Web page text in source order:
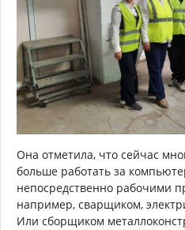
Она отметила, что сейчас
больше работать за
непосредственно рабочими
например, сварщиком,
Или сборщиком